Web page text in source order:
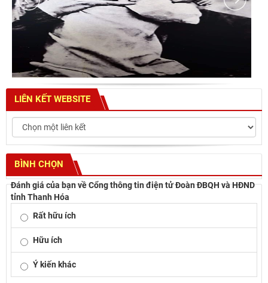
LIÊN KẾT WEBSITE
BÌNH CHỌN
Đánh giá của bạn về Cổng thông tin điện tử Đoàn ĐBQH và HĐND
tỉnh Thanh Hóa
Rất hữu ích
Hữu ích
Ý kiến khác